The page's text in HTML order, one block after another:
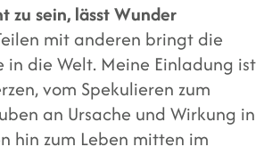
zu sein, lässt Wunder
mit anderen bringt die
in die Welt. Meine Einladung ist
vom Spekulieren zum
an Ursache und Wirkung in
hin zum Leben mitten im